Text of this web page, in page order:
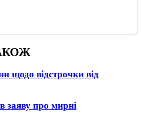
щодо відстрочки від
заяву про мирні